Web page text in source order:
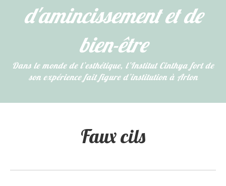
d'amincissement et de
bien-être
​Dans le monde de l’esthétique, l’Institut Cinthya fort de
son expérience fait figure d’institution à Arlon
Faux cils